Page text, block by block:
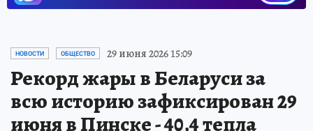
НОВОСТИ ОБЩЕСТВО 29 июня 2026 15:09
Рекорд жары в Беларуси за
всю историю зафиксирован 29
июня в Пинске - 40,4 тепла